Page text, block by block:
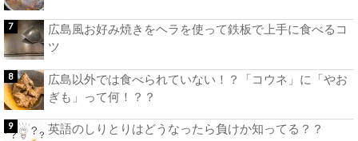
広島風お好み焼きをヘラを使って鉄板で上手に食べるコ
ツ
広島以外では食べられていない！？「コウネ」に「やお
ぎも」って何！？？
英語のしりとりはどうなったら負けか知ってる？？